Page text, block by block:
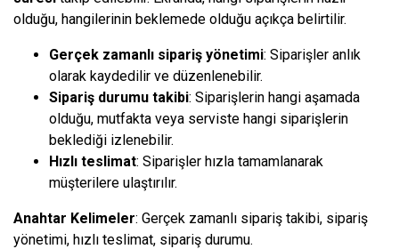
olduğu, hangilerinin beklemede olduğu açıkça belirtilir.
Gerçek zamanlı sipariş yönetimi: Siparişler anlık
olarak kaydedilir ve düzenlenebilir.
Sipariş durumu takibi: Siparişlerin hangi aşamada
olduğu, mutfakta veya serviste hangi siparişlerin
beklediği izlenebilir.
Hızlı teslimat: Siparişler hızla tamamlanarak
müşterilere ulaştırılır.
Anahtar Kelimeler: Gerçek zamanlı sipariş takibi, sipariş
yönetimi, hızlı teslimat, sipariş durumu.